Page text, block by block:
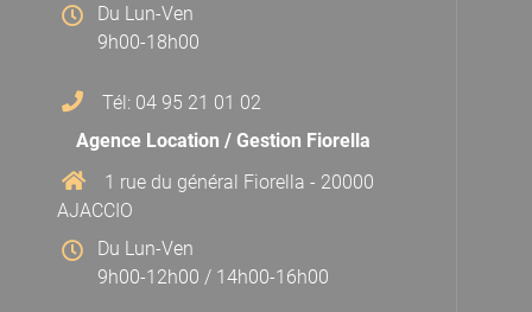
Du Lun-Ven
9h00-18h00
Tél: 04 95 21 01 02
Agence Location / Gestion Fiorella
1 rue du général Fiorella - 20000
AJACCIO
Du Lun-Ven
9h00-12h00 / 14h00-16h00